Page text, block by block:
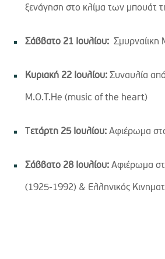
ξενάγηση στο κλίμα των μπουάτ
Σάββατο 21 Ιουλίου:Σμυρναίικη
Κυριακή 22 Ιουλίου: Συναυλία
M.O.T.He (music of the heart)
Τετάρτη 25 Ιουλίου:Αφιέρωμα
Σάββατο 28 Ιουλίου:Αφιέρωμα
(1925-1992) & Ελληνικός